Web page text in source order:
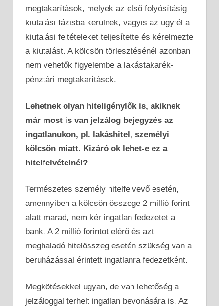
megtakarítások, melyek az első folyósításig
kiutalási fázisba kerülnek, vagyis az ügyfél a
kiutalási feltételeket teljesítette és kérelmezte
a kiutalást. A kölcsön törlesztésénél azonban
nem vehetők figyelembe a lakástakarék-
pénztári megtakarítások.
Lehetnek olyan hiteligénylők is, akiknek
már most is van jelzálog bejegyzés az
ingatlanukon, pl. lakáshitel, személyi
kölcsön miatt. Kizáró ok lehet-e ez a
hitelfelvételnél?
Természetes személy hitelfelvevő esetén,
amennyiben a kölcsön összege 2 millió forint
alatt marad, nem kér ingatlan fedezetet a
bank. A 2 millió forintot elérő és azt
meghaladó hitelösszeg esetén szükség van a
beruházással érintett ingatlanra fedezetként.
Megkötésekkel ugyan, de van lehetőség a
jelzáloggal terhelt ingatlan bevonására is. Az